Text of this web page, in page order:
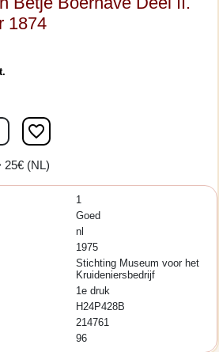
1874
favorite_border
25€ (NL)
1
Goed
nl
1975
Stichting Museum voor het
Kruideniersbedrijf
1e druk
H24P428B
214761
96